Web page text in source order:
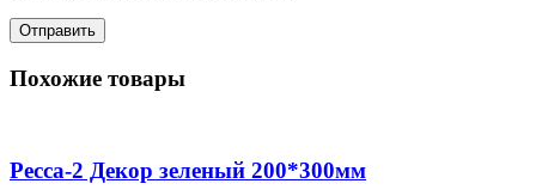
Похожие товары
Ресса-2 Декор зеленый 200*300мм